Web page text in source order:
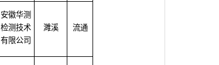
安徽华测
检测技术
有限公司
濉溪 流通